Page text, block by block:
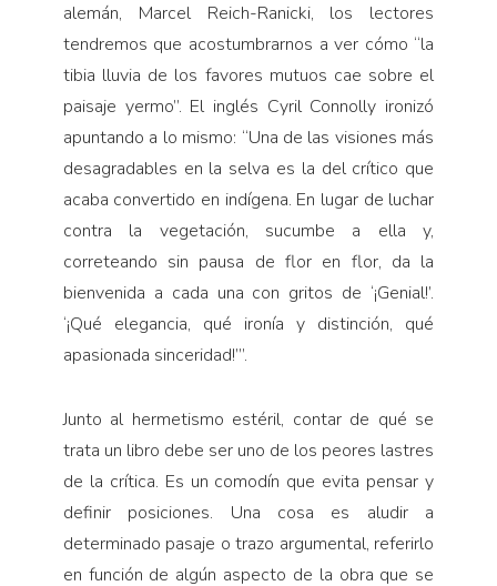
alemán, Marcel Reich-Ranicki, los lectores
tendremos que acostumbrarnos a ver cómo “la
tibia lluvia de los favores mutuos cae sobre el
paisaje yermo”. El inglés Cyril Connolly ironizó
apuntando a lo mismo: “Una de las visiones más
desagradables en la selva es la del crítico que
acaba convertido en indígena. En lugar de luchar
contra la vegetación, sucumbe a ella y,
correteando sin pausa de flor en flor, da la
bienvenida a cada una con gritos de ‘¡Genial!’.
‘¡Qué elegancia, qué ironía y distinción, qué
apasionada sinceridad!’”.
Junto al hermetismo estéril, contar de qué se
trata un libro debe ser uno de los peores lastres
de la crítica. Es un comodín que evita pensar y
definir posiciones. Una cosa es aludir a
determinado pasaje o trazo argumental, referirlo
en función de algún aspecto de la obra que se